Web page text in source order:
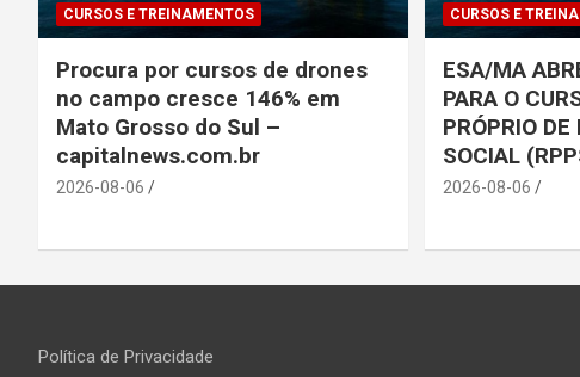
CURSOS E TREINAMENTOS
Procura por cursos de drones
no campo cresce 146% em
Mato Grosso do Sul –
capitalnews.com.br
2026-08-06
CURSOS E
ESA/MA
PARA O
PRÓPRIO DE
SOCIAL
2026-08-06
Política de Privacidade